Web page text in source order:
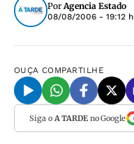
PorAgencia Estado
08/08/2006 - 19:12 h
OUÇA COMPARTILHE
Siga o A TARDEno Google